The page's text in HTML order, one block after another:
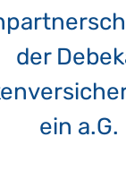
der
ein a.G.